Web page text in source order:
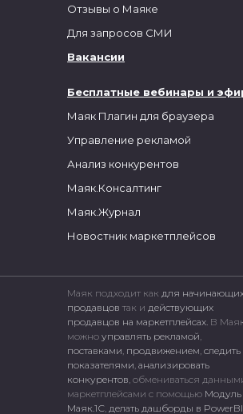
Бесплатные вебинары и
Маяк Плагин для браузера
Управление рекламой
Анализ конкурентов
Маяк.Консалтинг
Маяк.Журнал
Новостник маркетплейсов
Отзывы о Маяке
Для запросов СМИ
Вакансии
Маяк подходит как для
продавцов так и действующих
продавцов на маркетплейсах. В
можно управлять рекламой,
поставками, продвижением, следить
показателями, анализировать
конкурентов, обмениваться
маркетплейсами c помощью Модуль
Маяк.1С, делать дашборды в PowerBI